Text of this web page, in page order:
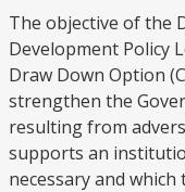
The objective of the
Development Policy
Draw Down Option
strengthen the
resulting from
supports an
necessary and